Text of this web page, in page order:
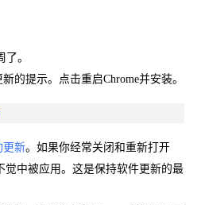
。
的提示。点击重启Chrome并安装。
更新。如果你经常关闭和重新打开
觉中被应用。这是保持软件更新的最